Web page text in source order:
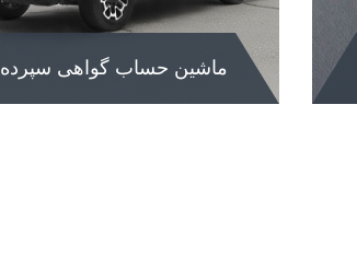
مشاهده
ماشین حساب گواهی سپرده